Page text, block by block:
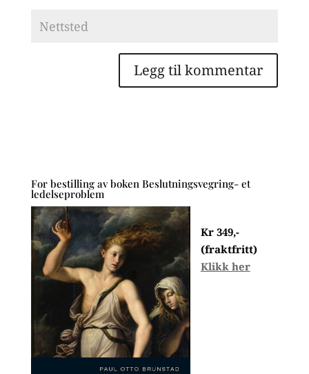
For bestilling av boken Beslutningsvegring- et
ledelseproblem
Kr 349,-
(fraktfritt)
Klikk her